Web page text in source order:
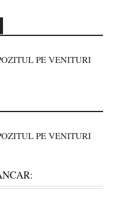
PE VENITURI
PE VENITURI